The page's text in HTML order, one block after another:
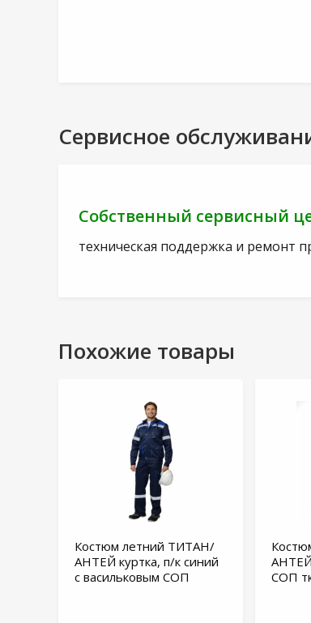
Сервисное
Собственный сервисный
техническая поддержка и ремонт
Похожие товары
Костюм летний ТИТАН/
АНТЕЙ куртка, п/к синий
с васильковым СОП
АНТЕЙ
СОП